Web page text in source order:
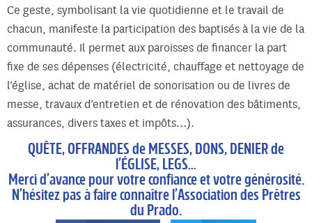
Ce geste, symbolisant la vie quotidienne et le travail de
chacun, manifeste la participation des baptisés à la vie de la
communauté. Il permet aux paroisses de financer la part
fixe de ses dépenses (électricité, chauffage et nettoyage de
l’église, achat de matériel de sonorisation ou de livres de
messe, travaux d’entretien et de rénovation des bâtiments,
assurances, divers taxes et impôts…).
QUÊTE, OFFRANDES de MESSES, DONS, DENIER de
l’ÉGLISE, LEGS…
Merci d’avance pour votre confiance et votre générosité.
N’hésitez pas à faire connaître l’Association des Prêtres
du Prado.